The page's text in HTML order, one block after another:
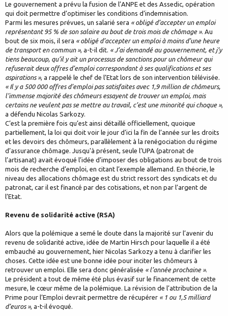
Le gouvernement a prévu la fusion de l’ANPE et des Assedic, opération
qui doit permettre d’optimiser les conditions d’indemnisation.
Parmi les mesures prévues, un salarié sera « obligé d’accepter un emploi
représentant 95 % de son salaire au bout de trois mois de chômage ». Au
bout de six mois, il sera « obligé d’accepter un emploi à moins d’une heure
de transport en commun », a-t-il dit. « J’ai demandé au gouvernement, et j’y
tiens beaucoup, qu’il y ait un processus de sanctions pour un chômeur qui
refuserait deux offres d’emploi correspondant à ses qualifications et ses
aspirations », a rappelé le chef de l’Etat lors de son intervention télévisée.
« Il y a 500 000 offres d’emploi pas satisfaites avec 1,9 million de chômeurs,
l’immense majorité des chômeurs essayent de trouver un emploi, mais
certains ne veulent pas se mettre au travail, c’est une minorité qui choque »,
a défendu Nicolas Sarkozy.
C’est la première fois qu’est ainsi détaillé officiellement, quoique
partiellement, la loi qui doit voir le jour d’ici la fin de l’année sur les droits
et les devoirs des chômeurs, parallèlement à la renégociation du régime
d’assurance chômage. Jusqu'à présent, seule l’UPA (patronat de
l’artisanat) avait évoqué l’idée d’imposer des obligations au bout de trois
mois de recherche d’emploi, en citant l’exemple allemand. En théorie, le
niveau des allocations chômage est du strict ressort des syndicats et du
patronat, car il est financé par des cotisations, et non par l’argent de
l’Etat.
Revenu de solidarité active (RSA)
Alors que la polémique a semé le doute dans la majorité sur l’avenir du
revenu de solidarité active, idée de Martin Hirsch pour laquelle il a été
embauché au gouvernement, hier Nicolas Sarkozy a tenu à clarifier les
choses. Cette idée est une bonne idée pour inciter les chômeurs à
retrouver un emploi. Elle sera donc généralisée « l’année prochaine ».
Le président a tout de même été plus évasif sur le financement de cette
mesure, le cœur même de la polémique. La révision de l’attribution de la
Prime pour l’Emploi devrait permettre de récupérer « 1 ou 1,5 milliard
d’euros », a-t-il évoqué.